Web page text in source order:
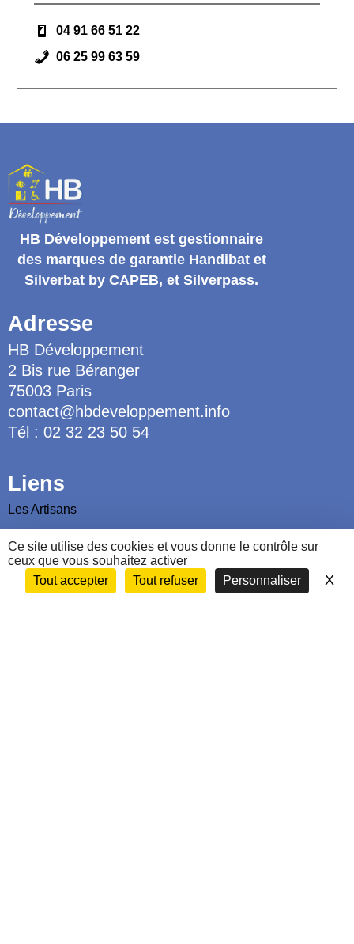
Ce site utilise des cookies et vous donne le contrôle sur
ceux que vous souhaitez activer
Tout accepter
Tout refuser Personnaliser X
04 91 66 51 22
06 25 99 63 59
HB Développement est gestionnaire
des marques de garantie Handibat et
Silverbat by CAPEB, et Silverpass.
Adresse
HB Développement
2 Bis rue Béranger
75003 Paris
contact@hbdeveloppement.info
Tél : 02 32 23 50 54
Liens
Les Artisans
Nous contacter